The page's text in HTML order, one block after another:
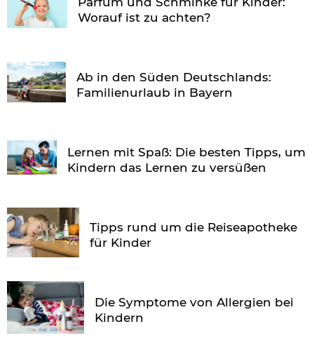
Worauf ist zu achten?
Ab in den Süden Deutschlands:
Familienurlaub in Bayern
Lernen mit Spaß: Die besten Tipps, um
Kindern das Lernen zu versüßen
Tipps rund um die Reiseapotheke
für Kinder
Die Symptome von Allergien bei
Kindern